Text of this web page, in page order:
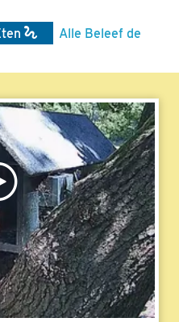
Alle Beleef de